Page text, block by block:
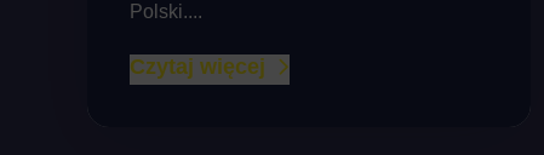
Polski....
Czytaj więcej